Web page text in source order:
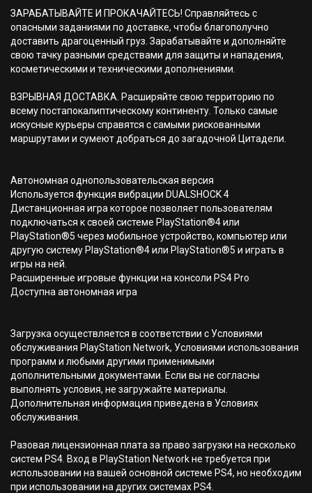
ЗАРАБАТЫВАЙТЕ И ПРОКАЧАЙТЕСЬ! Справляйтесь с
опасными заданиями по доставке, чтобы благополучно
доставить драгоценный груз. Зарабатывайте и дополняйте
свою тачку разными средствами для защиты и нападения,
косметическими и техническими дополнениями.
ВЗРЫВНАЯ ДОСТАВКА. Расширяйте свою территорию по
всему постапокалиптическому континенту. Только самые
искусные курьеры справятся с самыми рискованными
маршрутами и сумеют добраться до загадочной Цитадели.
Автономная однопользовательская версия
Используется функция вибрации DUALSHOCK 4
Дистанционная игра которое позволяет пользователям
подключаться к своей системе PlayStation®4 или
PlayStation®5 через мобильное устройство, компьютер или
другую систему PlayStation®4 или PlayStation®5 и играть в
игры на ней.
Расширенные игровые функции на консоли PS4 Pro
Доступна автономная игра
Загрузка осуществляется в соответствии с Условиями
обслуживания PlayStation Network, Условиями использования
программ и любыми другими применимыми
дополнительными документами. Если вы не согласны
выполнять условия, не загружайте материалы.
Дополнительная информация приведена в Условиях
обслуживания.
Разовая лицензионная плата за право загрузки на несколько
систем PS4. Вход в PlayStation Network не требуется при
использовании на вашей основной системе PS4, но необходим
при использовании на других системах PS4.